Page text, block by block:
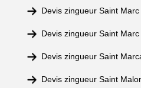
Devis zingueur Saint
Devis zingueur Saint
Devis zingueur Saint
Devis zingueur Saint